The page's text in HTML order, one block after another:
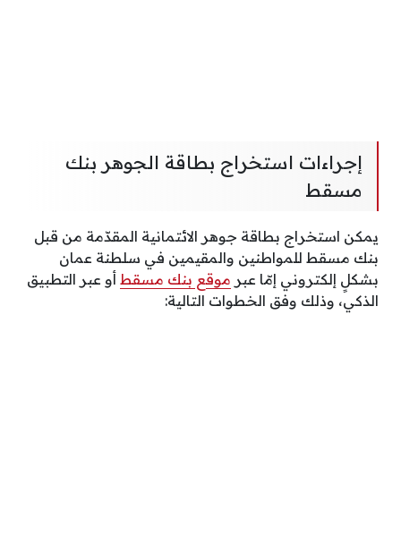
إجراءات استخراج بطاقة الجوهر بنك
مسقط
يمكن استخراج بطاقة جوهر الائتمانية المقدّمة من قبل
بنك مسقط للمواطنين والمقيمين في سلطنة عمان
بشكلٍ إلكتروني إمّا عبر موقع بنك مسقط أو عبر التطبيق
الذكي، وذلك وفق الخطوات التالية: